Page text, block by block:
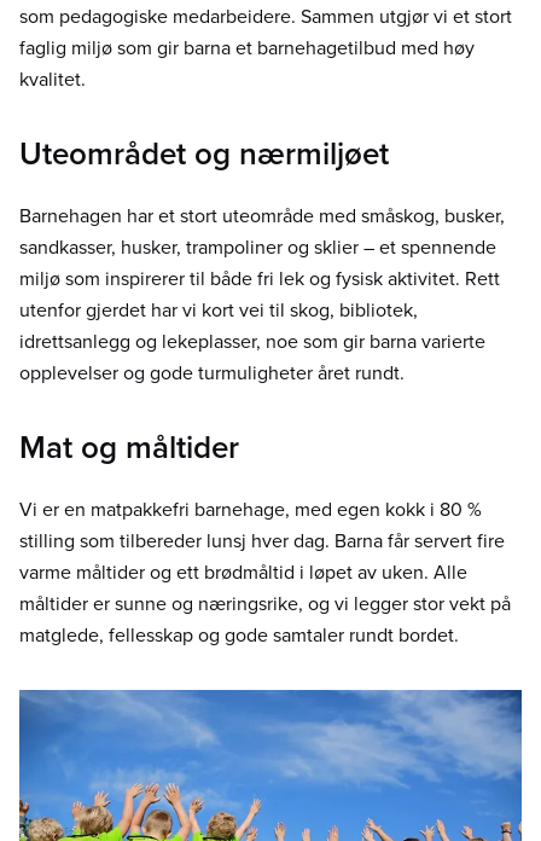
som pedagogiske medarbeidere. Sammen utgjør vi et stort
faglig miljø som gir barna et barnehagetilbud med høy
kvalitet.
Uteområdet og nærmiljøet
Barnehagen har et stort uteområde med småskog, busker,
sandkasser, husker, trampoliner og sklier – et spennende
miljø som inspirerer til både fri lek og fysisk aktivitet. Rett
utenfor gjerdet har vi kort vei til skog, bibliotek,
idrettsanlegg og lekeplasser, noe som gir barna varierte
opplevelser og gode turmuligheter året rundt.
Mat og måltider
Vi er en matpakkefri barnehage, med egen kokk i 80 %
stilling som tilbereder lunsj hver dag. Barna får servert fire
varme måltider og ett brødmåltid i løpet av uken. Alle
måltider er sunne og næringsrike, og vi legger stor vekt på
matglede, fellesskap og gode samtaler rundt bordet.